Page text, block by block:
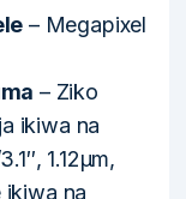
– Megapixel
– Ziko
ikiwa na
1.12µm,
ikiwa na